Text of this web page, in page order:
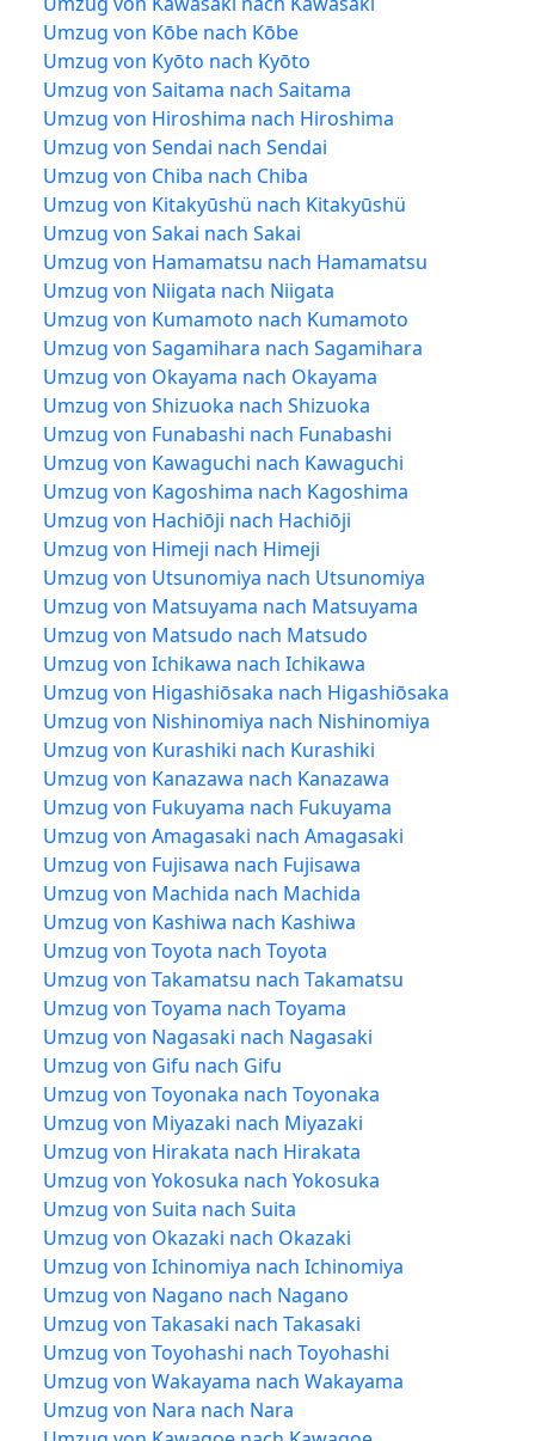
Umzug von Kōbe nach Kōbe
Umzug von Kyōto nach Kyōto
Umzug von Saitama nach Saitama
Umzug von Hiroshima nach Hiroshima
Umzug von Sendai nach Sendai
Umzug von Chiba nach Chiba
Umzug von Kitakyūshü nach Kitakyūshü
Umzug von Sakai nach Sakai
Umzug von Hamamatsu nach Hamamatsu
Umzug von Niigata nach Niigata
Umzug von Kumamoto nach Kumamoto
Umzug von Sagamihara nach Sagamihara
Umzug von Okayama nach Okayama
Umzug von Shizuoka nach Shizuoka
Umzug von Funabashi nach Funabashi
Umzug von Kawaguchi nach Kawaguchi
Umzug von Kagoshima nach Kagoshima
Umzug von Hachiōji nach Hachiōji
Umzug von Himeji nach Himeji
Umzug von Utsunomiya nach Utsunomiya
Umzug von Matsuyama nach Matsuyama
Umzug von Matsudo nach Matsudo
Umzug von Ichikawa nach Ichikawa
Umzug von Higashiōsaka nach Higashiōsaka
Umzug von Nishinomiya nach Nishinomiya
Umzug von Kurashiki nach Kurashiki
Umzug von Kanazawa nach Kanazawa
Umzug von Fukuyama nach Fukuyama
Umzug von Amagasaki nach Amagasaki
Umzug von Fujisawa nach Fujisawa
Umzug von Machida nach Machida
Umzug von Kashiwa nach Kashiwa
Umzug von Toyota nach Toyota
Umzug von Takamatsu nach Takamatsu
Umzug von Toyama nach Toyama
Umzug von Nagasaki nach Nagasaki
Umzug von Gifu nach Gifu
Umzug von Toyonaka nach Toyonaka
Umzug von Miyazaki nach Miyazaki
Umzug von Hirakata nach Hirakata
Umzug von Yokosuka nach Yokosuka
Umzug von Suita nach Suita
Umzug von Okazaki nach Okazaki
Umzug von Ichinomiya nach Ichinomiya
Umzug von Nagano nach Nagano
Umzug von Takasaki nach Takasaki
Umzug von Toyohashi nach Toyohashi
Umzug von Wakayama nach Wakayama
Umzug von Nara nach Nara